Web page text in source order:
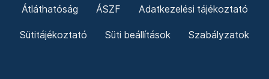
Átláthatóság ÁSZF Adatkezelési tájékoztató
Sütitájékoztató Süti beállítások Szabályzatok